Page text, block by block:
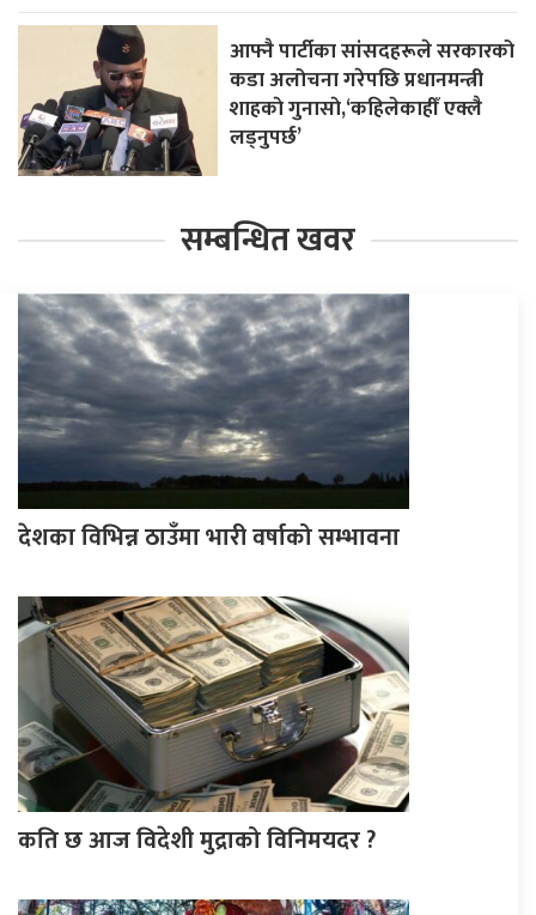
आफ्नै पार्टीका सांसदहरूले सरकारको
कडा अलोचना गरेपछि प्रधानमन्त्री
शाहकाे गुनासाे,‘कहिलेकाहीँ एक्लै
लड्नुपर्छ’
सम्बन्धित खवर
देशका विभिन्न ठाउँमा भारी वर्षाको सम्भावना
कति छ आज विदेशी मुद्राको विनिमयदर ?